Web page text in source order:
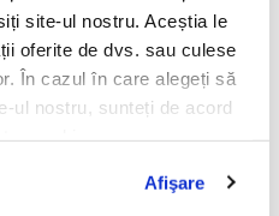
site-ul nostru. Aceștia le
oferite de dvs. sau culese
În cazul în care alegeți să
ul nostru, sunteți de acord
Afişare